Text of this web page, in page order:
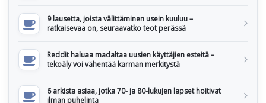
9 lausetta, joista välittäminen usein kuuluu –
ratkaisevaa on, seuraavatko teot perässä
Reddit haluaa madaltaa uusien käyttäjien esteitä –
tekoäly voi vähentää karman merkitystä
6 arkista asiaa, jotka 70- ja 80-lukujen lapset hoitivat
ilman puhelinta